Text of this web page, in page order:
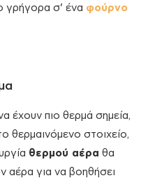
γρήγορα σ’ ένα φούρνο
έχουν πιο θερμά σημεία,
θερμαινόμενο στοιχείο,
θερμού αέρα θα
αέρα για να βοηθήσει